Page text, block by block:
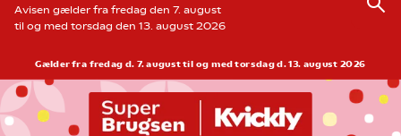
Avisen gælder fra fredag den 7. august
til og med torsdag den 13. august 2026
Gælder fra fredag d. 7. august til og med torsdag d. 13. august 2026